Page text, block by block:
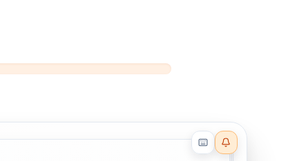
Reader effects on